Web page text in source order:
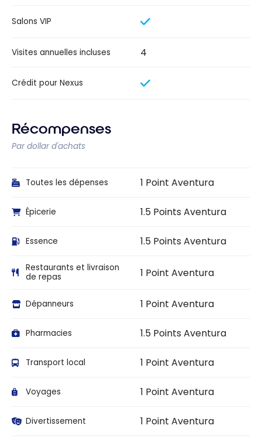
Salons VIP
Visites annuelles incluses 4
Crédit pour Nexus
Récompenses
Par dollar d'achats
Toutes les dépenses 1 Point Aventura
Épicerie 1.5 Points Aventura
Essence 1.5 Points Aventura
Restaurants et livraison
de repas
1 Point Aventura
Dépanneurs 1 Point Aventura
Pharmacies 1.5 Points Aventura
Transport local 1 Point Aventura
Voyages 1 Point Aventura
Divertissement 1 Point Aventura